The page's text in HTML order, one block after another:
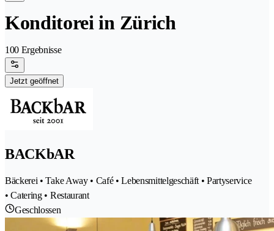
Konditorei in Zürich
100 Ergebnisse
Jetzt geöffnet
BACKbAR
Bäckerei • Take Away • Café • Lebensmittelgeschäft • Partyservice
• Catering • Restaurant
Geschlossen